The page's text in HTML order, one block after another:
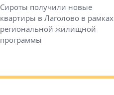
Сироты получили новые
квартиры в Лаголово в рамках
региональной жилищной
программы